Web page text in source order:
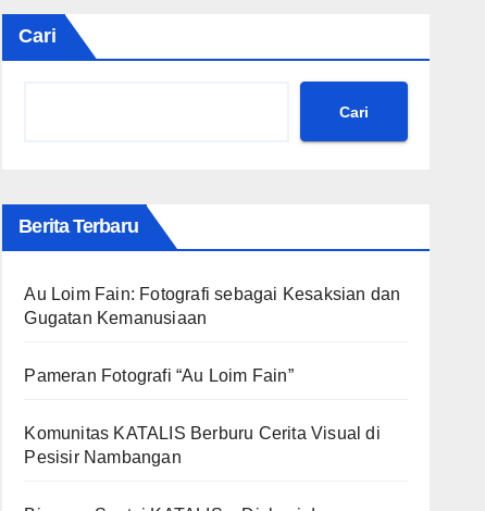
Cari
Cari
Berita Terbaru
Au Loim Fain: Fotografi sebagai Kesaksian dan
Gugatan Kemanusiaan
Pameran Fotografi “Au Loim Fain”
Komunitas KATALIS Berburu Cerita Visual di
Pesisir Nambangan